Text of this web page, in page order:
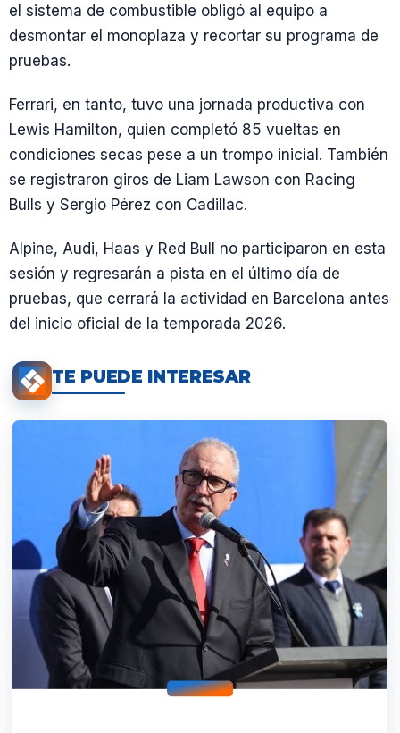
el sistema de combustible obligó al equipo a
desmontar el monoplaza y recortar su programa de
pruebas.
Ferrari, en tanto, tuvo una jornada productiva con
Lewis Hamilton, quien completó 85 vueltas en
condiciones secas pese a un trompo inicial. También
se registraron giros de Liam Lawson con Racing
Bulls y Sergio Pérez con Cadillac.
Alpine, Audi, Haas y Red Bull no participaron en esta
sesión y regresarán a pista en el último día de
pruebas, que cerrará la actividad en Barcelona antes
del inicio oficial de la temporada 2026.
TE PUEDE INTERESAR